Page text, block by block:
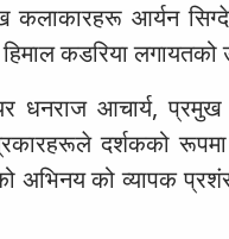
कलाकारहरू आर्यन
हिमाल कडरिया लगायतको
धनराज आचार्य, प्रमुख
दर्शकको
अभिनय को व्यापक